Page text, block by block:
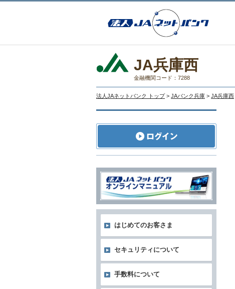
JA兵庫西
金融機関コード：7288
法人JAネットバンク トップ > JAバンク兵庫 > JA兵庫西
はじめてのお客さま
セキュリティについて
手数料について